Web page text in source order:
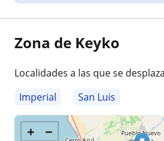
Zona de Keyko
Localidades a las que se
Imperial
San Luis
+ −